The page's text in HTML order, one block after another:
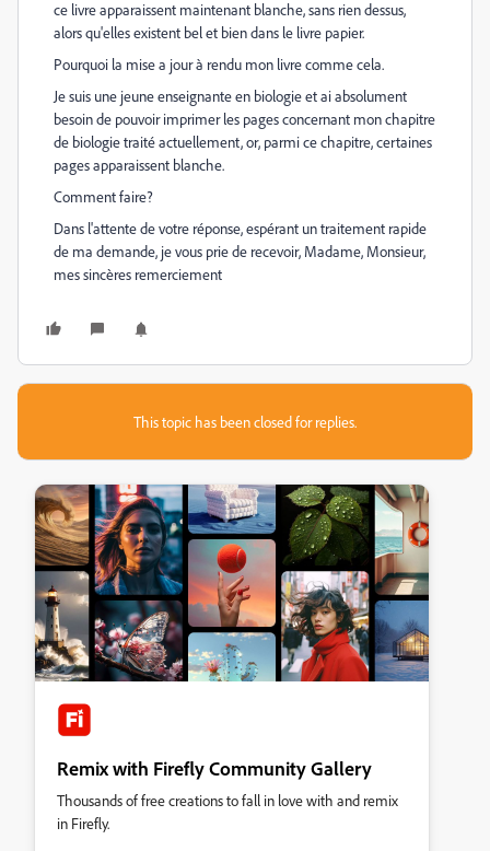
ce livre apparaissent maintenant blanche, sans rien dessus,
alors qu'elles existent bel et bien dans le livre papier.
Pourquoi la mise a jour à rendu mon livre comme cela.
Je suis une jeune enseignante en biologie et ai absolument
besoin de pouvoir imprimer les pages concernant mon chapitre
de biologie traité actuellement, or, parmi ce chapitre, certaines
pages apparaissent blanche.
Comment faire?
Dans l'attente de votre réponse, espérant un traitement rapide
de ma demande, je vous prie de recevoir, Madame, Monsieur,
mes sincères remerciement
This topic has been closed for replies.
Remix with Firefly Community Gallery
Thousands of free creations to fall in love with and remix
in Firefly.